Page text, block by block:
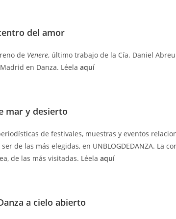
del amor
de Venere, último trabajo de la Cía. Daniel
en Danza. Léela aquí
mar y desierto
de festivales, muestras y eventos
de las más elegidas, en UNBLOGDEDANZA. La
de las más visitadas. Léela aquí
a cielo abierto